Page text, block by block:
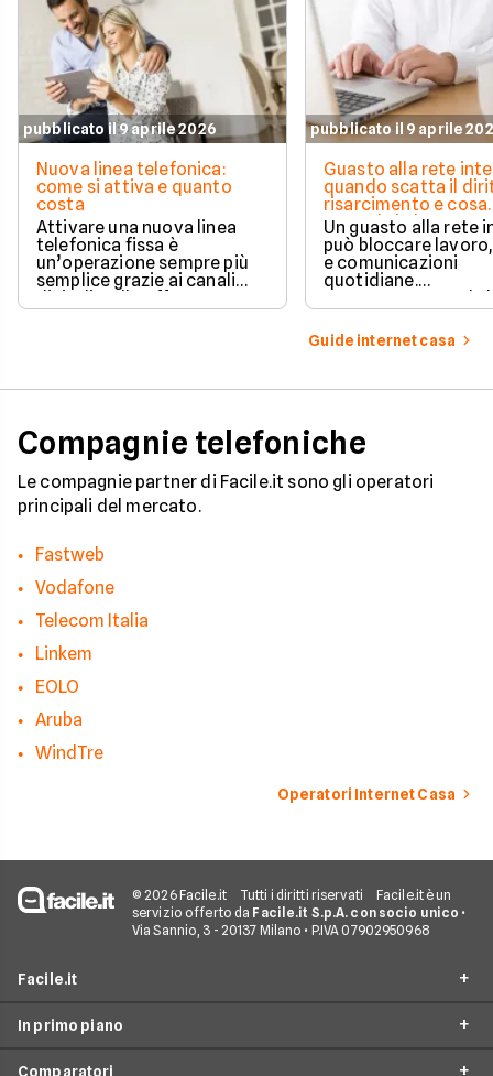
pubblicato il 9 aprile 2026
Nuova linea telefonica:
come si attiva e quanto
costa
Attivare una nuova linea
telefonica fissa è
un’operazione sempre più
semplice grazie ai canali
digitali e alle offerte
integrate con internet casa.
pubblicato il 9 aprile
Guasto alla rete
quando scatta il
risarcimento e cosa
prevede la legge
Un guasto alla rete
può bloccare
e comunicazioni
quotidiane.
Fortunatamente, la
prevede strumenti
per ottenere un
risarcimento in
Guide internet casa
Compagnie telefoniche
Le compagnie partner di Facile.it sono gli operatori
principali del mercato.
Fastweb
Vodafone
Telecom Italia
Linkem
EOLO
Aruba
WindTre
Operatori Internet Casa
© 2026 Facile.it Tutti i diritti riservati
Facile.it è un
servizio offerto da Facile.it S.p.A. con socio unico •
Via Sannio, 3 - 20137 Milano • P.IVA 07902950968
Facile.it
Assicurazioni
In primo piano
Comparatori